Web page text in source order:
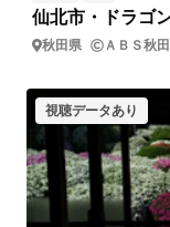
仙北市・ドラゴ
秋田県 ＡＢＳ秋
視聴データあり